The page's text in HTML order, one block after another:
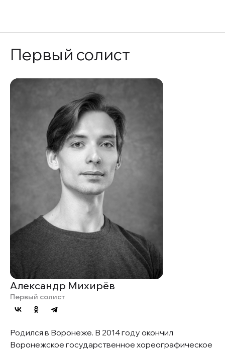
Первый солист
Александр Михирёв
Первый солист
Родился в Воронеже. В 2014 году окончил
Воронежское государственное хореографическое